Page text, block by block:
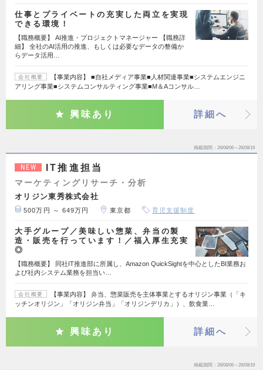
仕事とプライベートの充実した両立を実現
できる環境！
【職務概要】 AI推進・プロジェクトマネージャー 【職務詳
細】 全社のAI活用の推進、もしくは必要なデータの整備か
らデータ活用…
会社概要
【事業内容】 ■自社メディア事業■人材関連事業■システムエンジニ
アリング事業■システムコンサルティング事業■M＆Aコンサル…
興味あり 詳細へ
掲載期間 26/08/06～26/08/19
NEW IT推進担当
マーケティングリサーチ・分析
オリジン東秀株式会社
500万円 ～ 649万円 東京都 育児支援制度
大手グループ／美味しい惣菜、弁当の製
造・販売を行っています！／福入厚生充実
◎
【職務概要】 同社IT推進部に所属し、Amazon QuickSightを中心としたBI業務お
よび社内システム業務を担当い…
会社概要
【事業内容】 弁当、惣菜販売を主体事業とするオリジン事業（「キ
ッチンオリジン」「オリジン弁当」「オリジンデリカ」）、飲食業…
興味あり 詳細へ
掲載期間 26/08/06～26/08/19